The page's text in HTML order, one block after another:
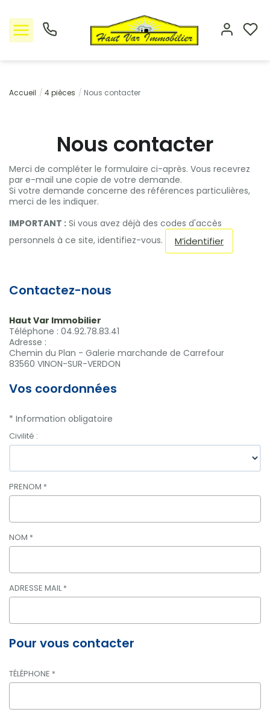
Nos offres
Rejoindre le groupement
Avis clients
Estimation
Accueil 4 pièces Nous contacter
Nous contacter
Merci de compléter le formulaire ci-après. Vous recevrez
par e-mail une copie de votre demande.
Si votre demande concerne des références particulières,
merci de les indiquer.
IMPORTANT : Si vous avez déjà des codes d'accès
personnels à ce site, identifiez-vous.
M’identifier
Contactez-nous
Haut Var Immobilier
Téléphone : 04.92.78.83.41
Adresse :
Chemin du Plan - Galerie marchande de Carrefour
83560 VINON-SUR-VERDON
Vos coordonnées
* Information obligatoire
Civilité :
PRENOM *
NOM *
ADRESSE MAIL*
Pour vous contacter
TÉLÉPHONE *